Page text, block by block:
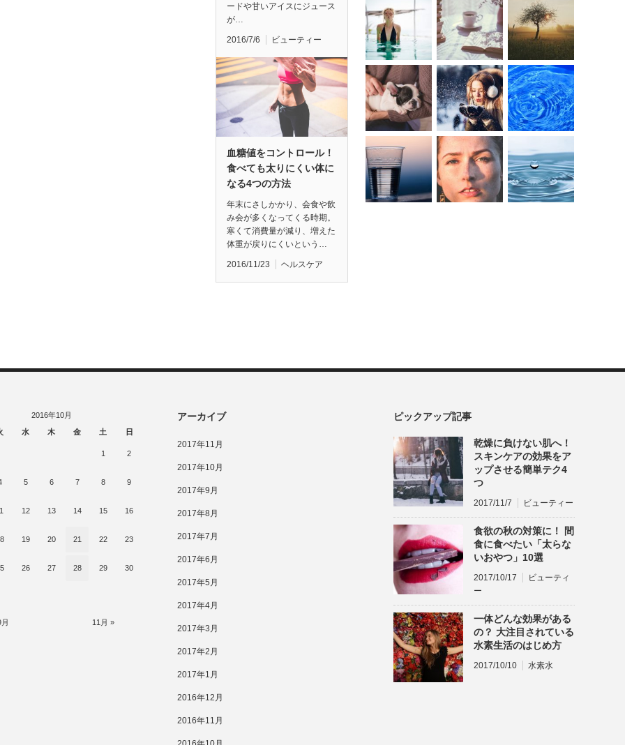
ードや甘いアイスにジュース
が…
2016/7/6 ビューティー
血糖値をコントロール！
食べても太りにくい体に
なる4つの方法
年末にさしかかり、会食や飲
み会が多くなってくる時期。
寒くて消費量が減り、増えた
体重が戻りにくいという…
2016/11/23 ヘルスケア
2016年10月
水 木 金 土 日
11月 »
1 2
5 6 7 8 9
12 13 14 15 16
19 20 21 22 23
26 27 28 29 30
アーカイブ
2017年11月
2017年10月
2017年9月
2017年8月
2017年7月
2017年6月
2017年5月
2017年4月
2017年3月
2017年2月
2017年1月
2016年12月
2016年11月
ピックアップ記事
乾燥に負けない肌へ！
スキンケアの効果をア
ップさせる簡単テク4
つ
2017/11/7 ビューティー
食欲の秋の対策に！ 間
食に食べたい「太らな
いおやつ」10選
2017/10/17
ビューティ
ー
一体どんな効果がある
の？ 大注目されている
水素生活のはじめ方
2017/10/10 水素水